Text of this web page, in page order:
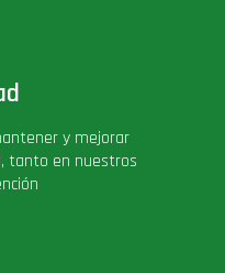
y mejorar
tanto en nuestros